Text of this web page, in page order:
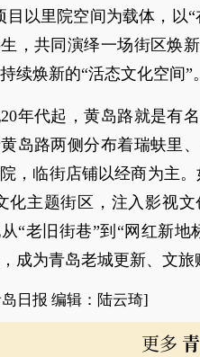
目以里院空间为载体，以
，共同演绎一场街区焕
续焕新的“活态文化空间”。
年代起，黄岛路就是有
岛路两侧分布着瑞蚨里
，临街店铺以经商为主
化主题街区，注入影视
“老旧街巷”到“网红新
成为青岛老城更新、文旅
日报 编辑：陆云琦]
更多